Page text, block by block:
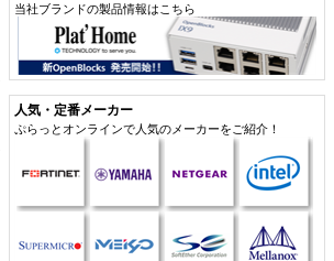
当社ブランドの製品情報はこちら
人気・定番メーカー
ぷらっとオンラインで人気のメーカーをご紹介！